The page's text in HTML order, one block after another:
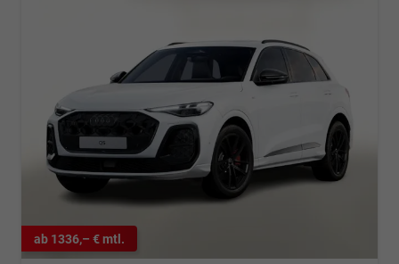
ab 1336,– € mtl.